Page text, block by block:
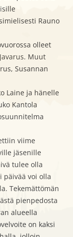
Rauno
olleet
Muut
Susannan
Laine ja hänelle
Kantola
viime
jäsenille
tulee olla
päivää voi olla
Tekemättömän
pienpedosta
alueella
on kaksi